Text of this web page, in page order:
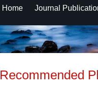
Home Journal
Recommended